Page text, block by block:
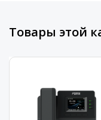
Товары этой